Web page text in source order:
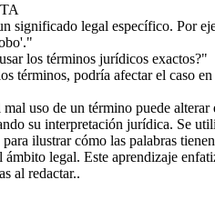
significado legal específico. Por
los términos jurídicos exactos?"
términos, podría afectar el caso en
mal uso de un término puede alterar
su interpretación jurídica. Se
ilustrar cómo las palabras tienen
legal. Este aprendizaje
al redactar..